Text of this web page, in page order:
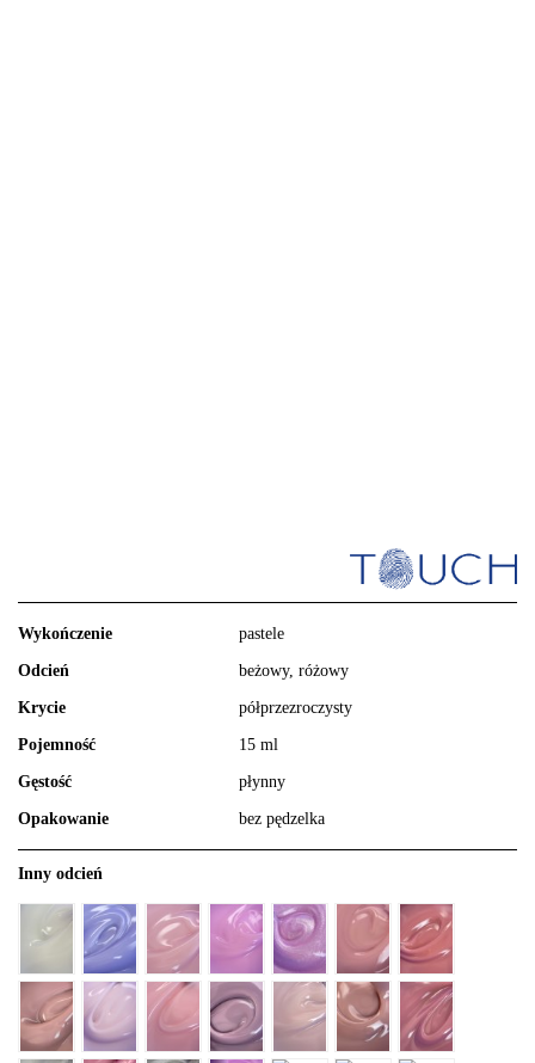
Wykończenie pastele
Odcień beżowy, różowy
Krycie półprzezroczysty
Pojemność 15 ml
Gęstość płynny
Opakowanie bez pędzelka
Inny odcień